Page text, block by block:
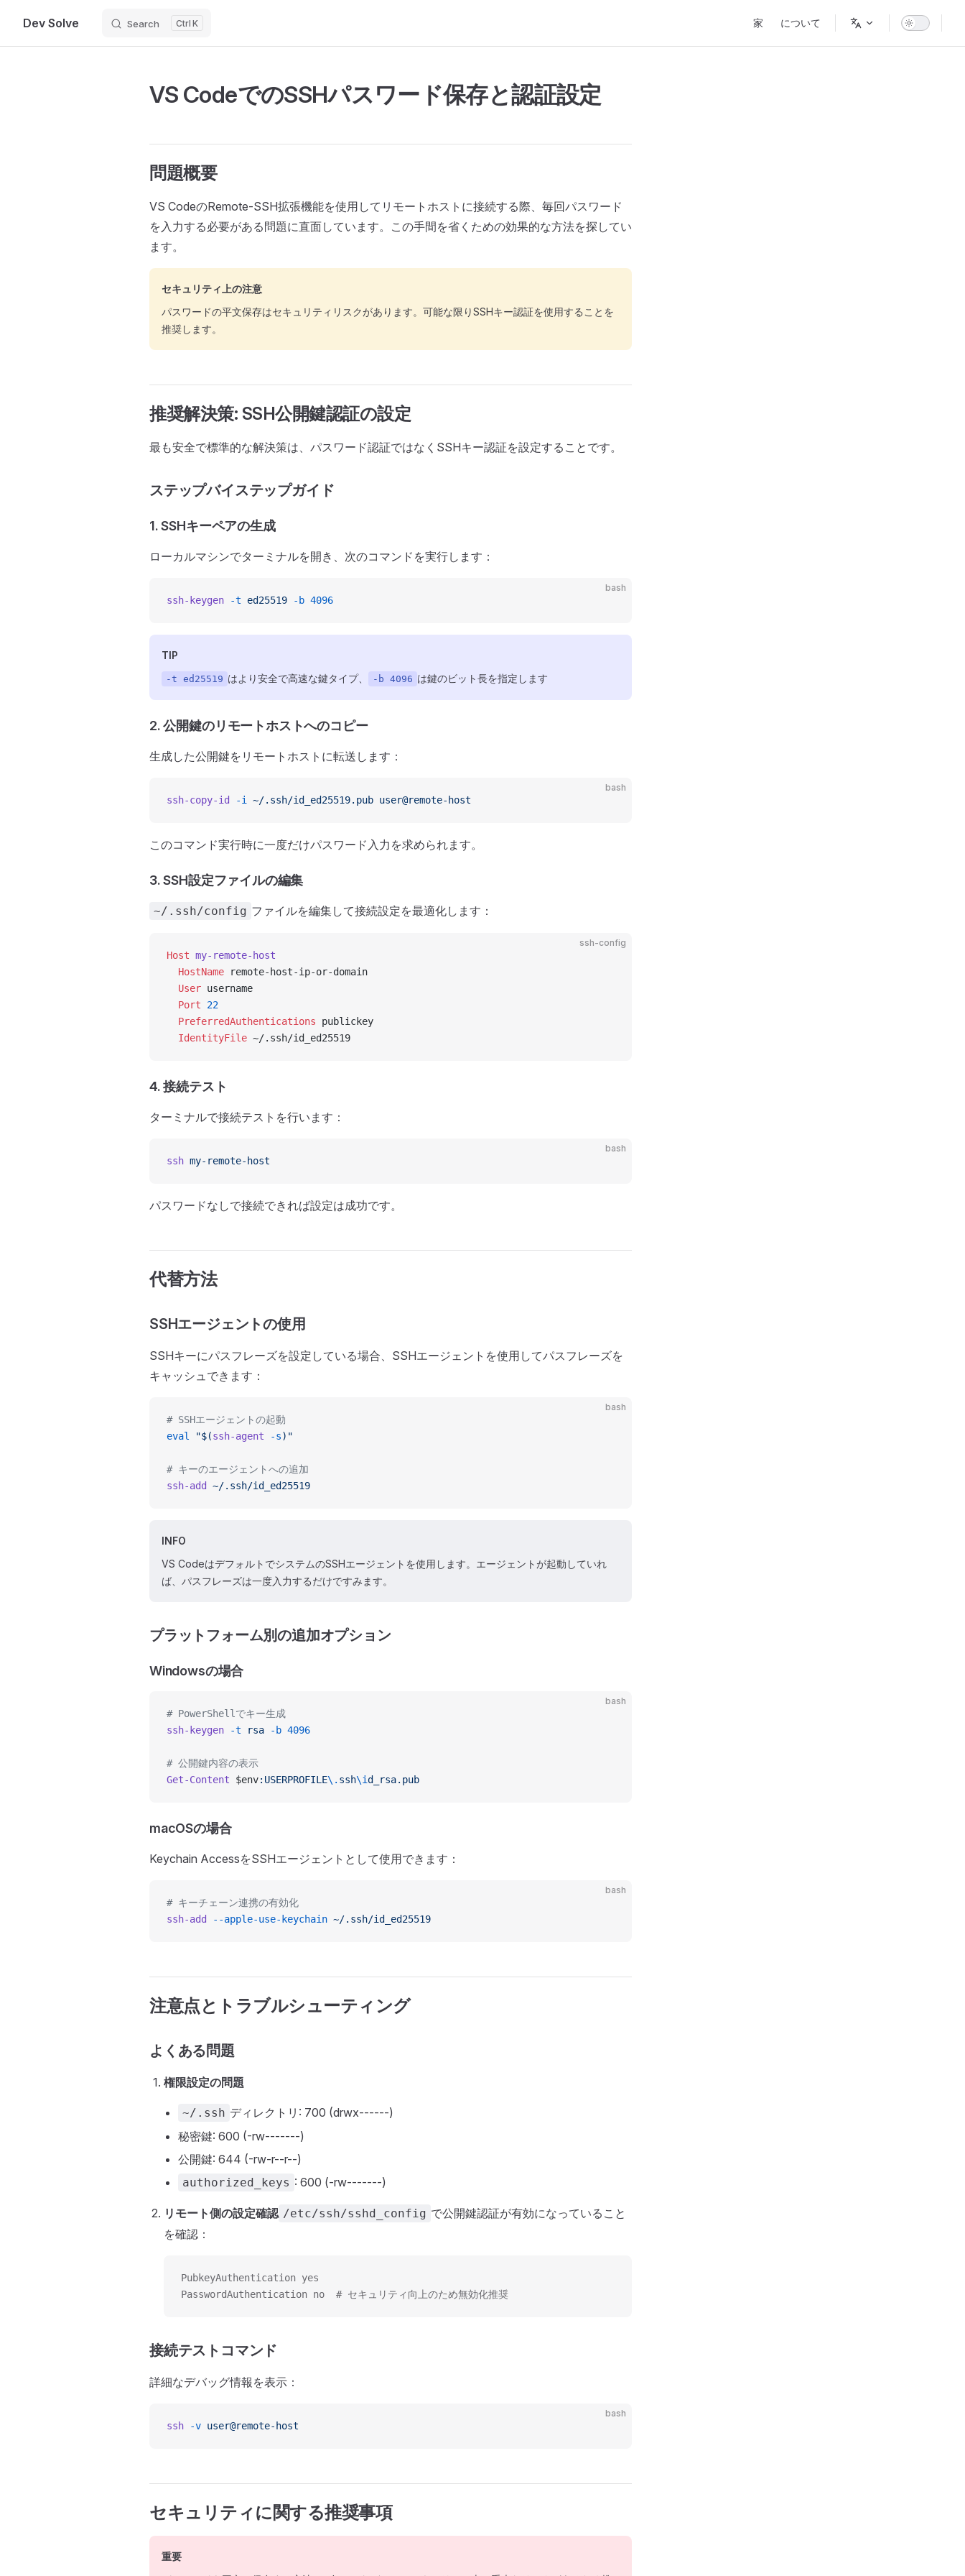
Skip to content
Dev Solve Search K 家 について
VS CodeでのSSHパスワード保存と認証設定
問題概要
VS CodeのRemote-SSH拡張機能を使用してリモートホストに接続する際、毎回パスワード
を入力する必要がある問題に直面しています。この手間を省くための効果的な方法を探してい
ます。
セキュリティ上の注意
パスワードの平文保存はセキュリティリスクがあります。可能な限りSSHキー認証を使用することを
推奨します。
推奨解決策: SSH公開鍵認証の設定
最も安全で標準的な解決策は、パスワード認証ではなくSSHキー認証を設定することです。
ステップバイステップガイド
1. SSHキーペアの生成
ローカルマシンでターミナルを開き、次のコマンドを実行します：
bash
ssh-keygen -t ed25519 -b 4096
TIP
-t ed25519 はより安全で高速な鍵タイプ、 -b 4096 は鍵のビット長を指定します
2. 公開鍵のリモートホストへのコピー
生成した公開鍵をリモートホストに転送します：
bash
ssh-copy-id -i ~/.ssh/id_ed25519.pub user@remote-host
このコマンド実行時に一度だけパスワード入力を求められます。
3. SSH設定ファイルの編集
~/.ssh/config ファイルを編集して接続設定を最適化します：
ssh-config
Host my-remote-host
  HostName
remote-host-ip-or-domain
  User
username
  Port
22
  PreferredAuthentications
publickey
  IdentityFile
~/.ssh/id_ed25519
4. 接続テスト
ターミナルで接続テストを行います：
bash
ssh my-remote-host
パスワードなしで接続できれば設定は成功です。
代替方法
SSHエージェントの使用
SSHキーにパスフレーズを設定している場合、SSHエージェントを使用してパスフレーズを
キャッシュできます：
bash
# SSHエージェントの起動
eval
"$(ssh-agent -s)"
# キーのエージェントへの追加
ssh-add
~/.ssh/id_ed25519
INFO
VS CodeはデフォルトでシステムのSSHエージェントを使用します。エージェントが起動していれ
ば、パスフレーズは一度入力するだけですみます。
プラットフォーム別の追加オプション
Windowsの場合
bash
# PowerShellでキー生成
ssh-keygen -t rsa -b 4096
# 公開鍵内容の表示
Get-Content $env:USERPROFILE\. ssh\id_rsa.pub
macOSの場合
Keychain AccessをSSHエージェントとして使用できます：
bash
# キーチェーン連携の有効化
ssh-add
--apple-use-keychain ~/.ssh/id_ed25519
注意点とトラブルシューティング
よくある問題
権限設定の問題
~/.ssh ディレクトリ: 700 (drwx------)
秘密鍵: 600 (-rw-------)
公開鍵: 644 (-rw-r--r--)
authorized_keys : 600 (-rw-------)
リモート側の設定確認 /etc/ssh/sshd_config で公開鍵認証が有効になっていること
を確認：
PubkeyAuthentication yes
PasswordAuthentication no  # セキュリティ向上のため無効化推奨
接続テストコマンド
詳細なデバッグ情報を表示：
bash
ssh -v user@remote-host
セキュリティに関する推奨事項
重要